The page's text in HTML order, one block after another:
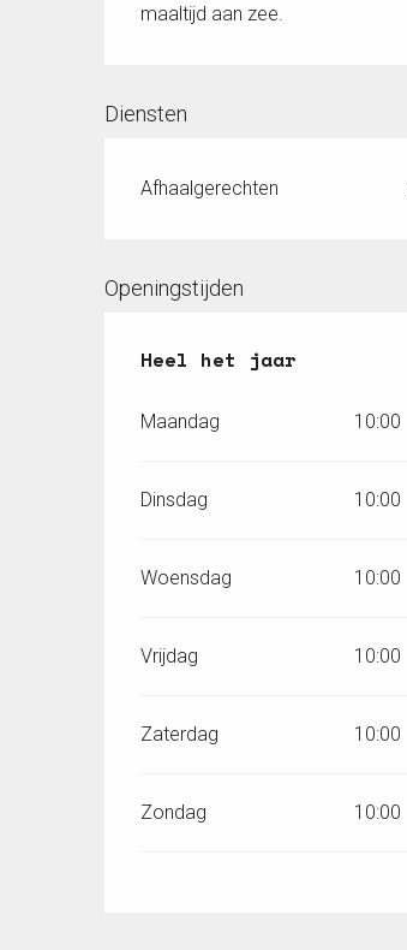
maaltijd aan zee.
Diensten
Afhaalgerechten
Openingstijden
Heel het jaar
Heel het jaar
Maandag 10:00
Dinsdag 10:00
Woensdag 10:00
Vrijdag 10:00
Zaterdag 10:00
Zondag 10:00